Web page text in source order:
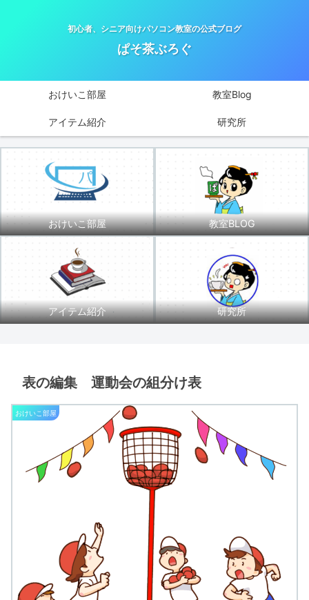
初心者、シニア向けパソコン教室の公式ブログ
ぱそ茶ぶろぐ
おけいこ部屋 教室Blog
アイテム紹介 研究所
おけいこ部屋 教室BLOG
アイテム紹介 研究所
表の編集 運動会の組分け表
おけいこ部屋